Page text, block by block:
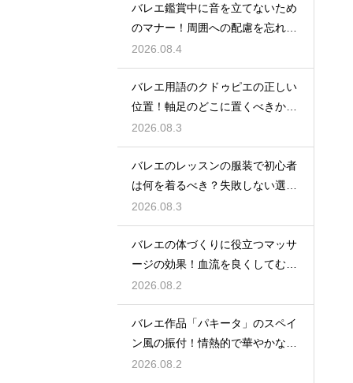
バレエ鑑賞中に音を立てないため
のマナー！周囲への配慮を忘れず
に
2026.08.4
バレエ用語のクドゥピエの正しい
位置！軸足のどこに置くべきかを
徹底解説
2026.08.3
バレエのレッスンの服装で初心者
は何を着るべき？失敗しない選び
方
2026.08.3
バレエの体づくりに役立つマッサ
ージの効果！血流を良くしてむく
みスッキリ
2026.08.2
バレエ作品「パキータ」のスペイ
ン風の振付！情熱的で華やかな舞
台の魅力
2026.08.2